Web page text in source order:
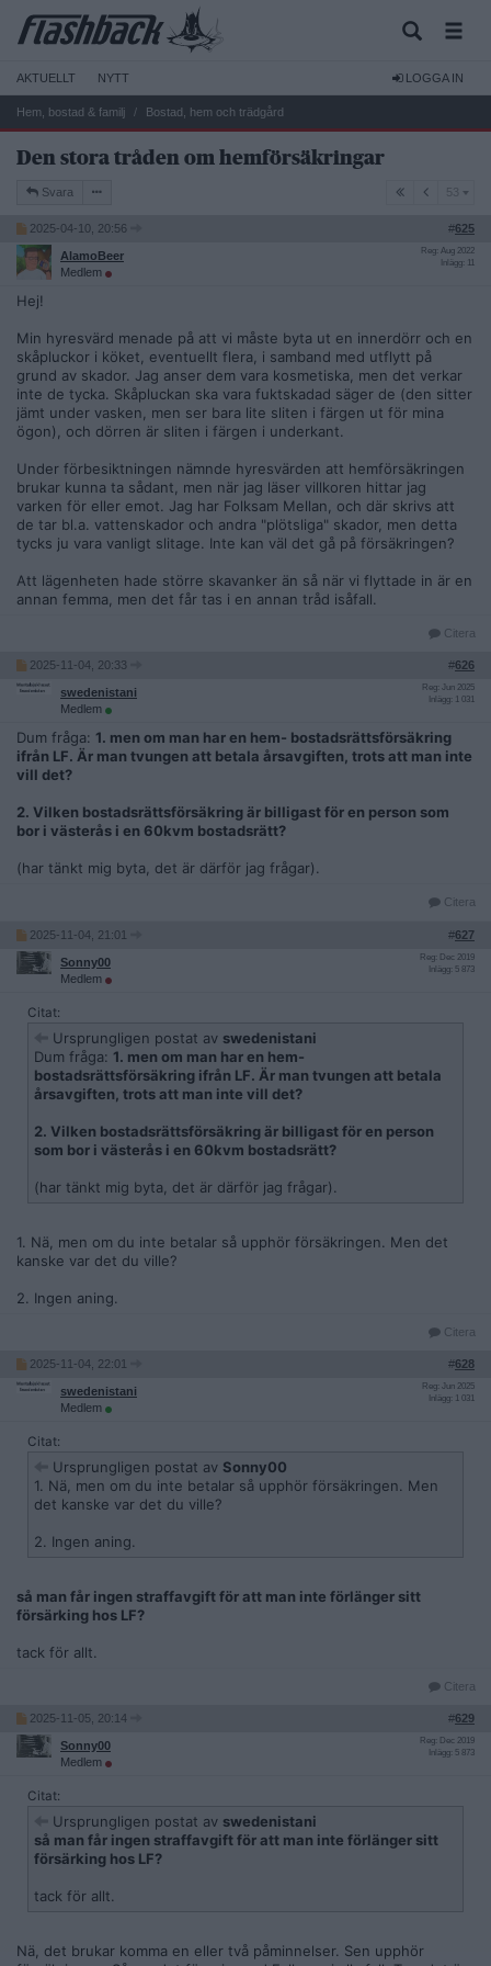
AKTUELLT NYTT LOGGA IN
Hem, bostad & familj Bostad, hem och trädgård
Den stora tråden om hemförsäkringar
Svara 53
2025-04-10, 20:56 #625
AlamoBeer
Medlem
Reg: Aug 2022
Inlägg: 11
Hej!
Min hyresvärd menade på att vi måste byta ut en innerdörr och en
skåpluckor i köket, eventuellt flera, i samband med utflytt på
grund av skador. Jag anser dem vara kosmetiska, men det verkar
inte de tycka. Skåpluckan ska vara fuktskadad säger de (den sitter
jämt under vasken, men ser bara lite sliten i färgen ut för mina
ögon), och dörren är sliten i färgen i underkant.
Under förbesiktningen nämnde hyresvärden att hemförsäkringen
brukar kunna ta sådant, men när jag läser villkoren hittar jag
varken för eller emot. Jag har Folksam Mellan, och där skrivs att
de tar bl.a. vattenskador och andra "plötsliga" skador, men detta
tycks ju vara vanligt slitage. Inte kan väl det gå på försäkringen?
Att lägenheten hade större skavanker än så när vi flyttade in är en
annan femma, men det får tas i en annan tråd isåfall.
Citera
2025-11-04, 20:33 #626
swedenistani
Medlem
Reg: Jun 2025
Inlägg: 1 031
Dum fråga: 1. men om man har en hem- bostadsrättsförsäkring
ifrån LF. Är man tvungen att betala årsavgiften, trots att man inte
vill det?
2. Vilken bostadsrättsförsäkring är billigast för en person som
bor i västerås i en 60kvm bostadsrätt?
(har tänkt mig byta, det är därför jag frågar).
Citera
2025-11-04, 21:01 #627
Sonny00
Medlem
Reg: Dec 2019
Inlägg: 5 873
Citat:
Ursprungligen postat av swedenistani
Dum fråga: 1. men om man har en hem-
bostadsrättsförsäkring ifrån LF. Är man tvungen att betala
årsavgiften, trots att man inte vill det?
2. Vilken bostadsrättsförsäkring är billigast för en person
som bor i västerås i en 60kvm bostadsrätt?
(har tänkt mig byta, det är därför jag frågar).
1. Nä, men om du inte betalar så upphör försäkringen. Men det
kanske var det du ville?
2. Ingen aning.
Citera
2025-11-04, 22:01 #628
swedenistani
Medlem
Reg: Jun 2025
Inlägg: 1 031
Citat:
Ursprungligen postat av Sonny00
1. Nä, men om du inte betalar så upphör försäkringen. Men
det kanske var det du ville?
2. Ingen aning.
så man får ingen straffavgift för att man inte förlänger sitt
försärking hos LF?
tack för allt.
Citera
2025-11-05, 20:14 #629
Sonny00
Medlem
Reg: Dec 2019
Inlägg: 5 873
Citat:
Ursprungligen postat av swedenistani
så man får ingen straffavgift för att man inte förlänger sitt
försärking hos LF?
tack för allt.
Nä, det brukar komma en eller två påminnelser. Sen upphör